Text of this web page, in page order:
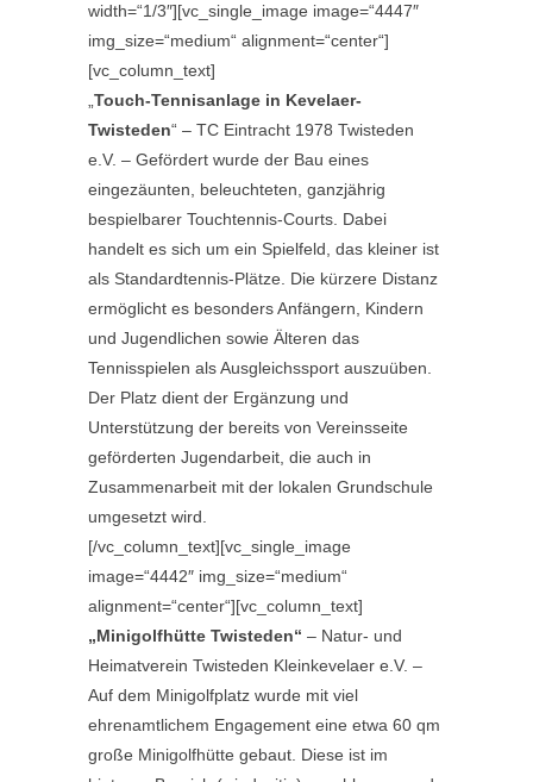
width=“1/3″][vc_single_image image=“4447″
img_size=“medium“ alignment=“center“]
[vc_column_text]
Touch-Tennisanlage in Kevelaer-
Twisteden“ – TC Eintracht 1978 Twisteden
e.V. – Gefördert wurde der Bau eines
eingezäunten, beleuchteten, ganzjährig
bespielbarer Touchtennis-Courts. Dabei
handelt es sich um ein Spielfeld, das kleiner ist
als Standardtennis-Plätze. Die kürzere Distanz
ermöglicht es besonders Anfängern, Kindern
und Jugendlichen sowie Älteren das
Tennisspielen als Ausgleichssport auszuüben.
Der Platz dient der Ergänzung und
Unterstützung der bereits von Vereinsseite
geförderten Jugendarbeit, die auch in
Zusammenarbeit mit der lokalen Grundschule
umgesetzt wird.
[/vc_column_text][vc_single_image
image=“4442″ img_size=“medium“
alignment=“center“][vc_column_text]
„Minigolfhütte Twisteden“ – Natur- und
Heimatverein Twisteden Kleinkevelaer e.V. –
Auf dem Minigolfplatz wurde mit viel
ehrenamtlichem Engagement eine etwa 60 qm
große Minigolfhütte gebaut. Diese ist im